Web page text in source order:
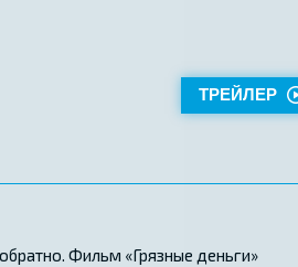
ТРЕЙЛЕР
Фильм «Грязные деньги»